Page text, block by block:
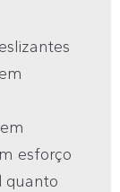
esforço
quanto